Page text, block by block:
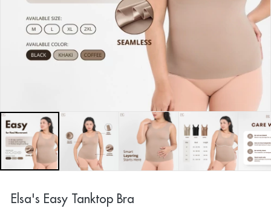
Elsa's Easy Tanktop Bra